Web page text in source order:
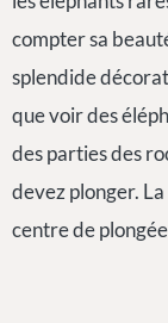
compter sa
splendide
que voir des
des parties des
devez plonger.
centre de